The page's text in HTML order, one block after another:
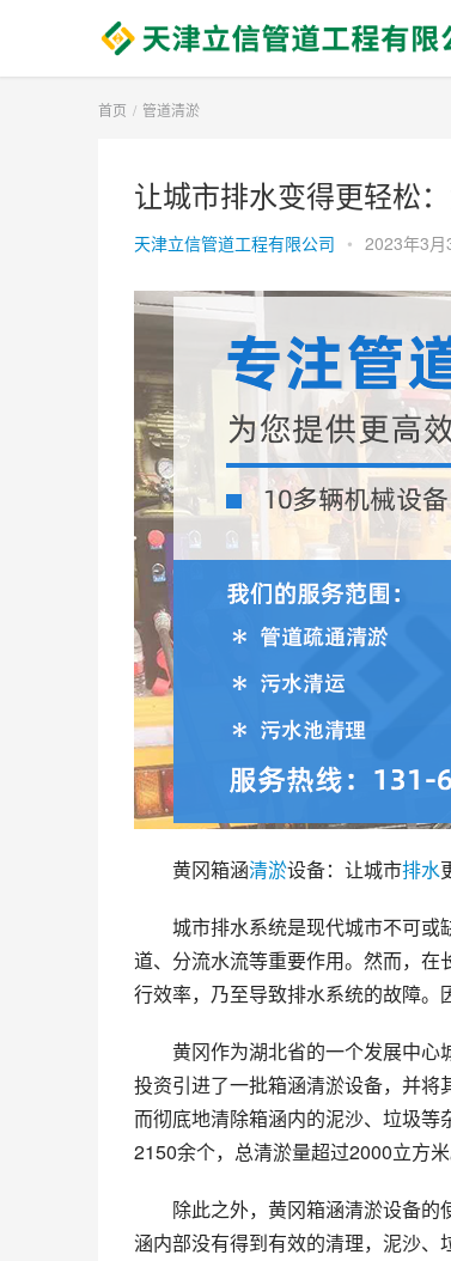
首页 管道清淤
让城市排水变得更轻松
天津立信管道工程有限公司 • 2023年3
黄冈箱涵清淤设备：让城市排水
城市排水系统是现代城市不可
道、分流水流等重要作用。然而，
行效率，乃至导致排水系统的故障。
黄冈作为湖北省的一个发展中心
投资引进了一批箱涵清淤设备，并
而彻底地清除箱涵内的泥沙、垃圾
2150余个，总清淤量超过2000立方米
除此之外，黄冈箱涵清淤设备
涵内部没有得到有效的清理，泥沙